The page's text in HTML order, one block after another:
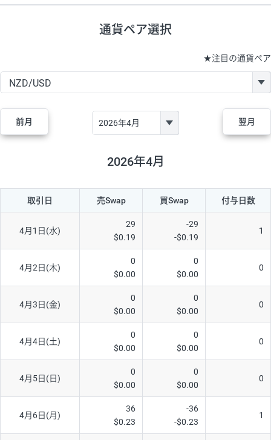
昇順 降順
23.6円
EUR/JPY 75円 74,270円 10円
GBP/JPY 170円 86,230円 19.7円
AUD/JPY 23.5円
NZD/JPY 28円 36,920円 7.5円
38円 45,810円
TRY/JPY 26円 1,400円 185.7円
35円 17,280円
HUF/JPY
ZAR/JPY 130円 39,680円 32.7円
MXN/JPY 140円 37,180円
GBP/USD 4円 86,230円
41円 36,920円
EUR/GBP
EUR/AUD 103円 74,270円 13.8円
通貨ペア選択
★注目の通貨ペア
前月 翌月
2026年4月
取引日 売Swap 買Swap 付与日数
4月1日(水)
29
$0.19
-29
-$0.19
1
4月2日(木)
0
$0.00
0
$0.00
0
4月3日(金)
0
$0.00
0
$0.00
0
4月4日(土)
0
$0.00
0
$0.00
0
4月5日(日)
0
$0.00
0
$0.00
0
4月6日(月)
36
$0.23
-36
-$0.23
1